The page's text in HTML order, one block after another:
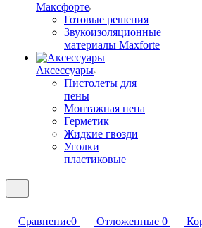
Максфорте
Готовые решения
Звукоизоляционные
материалы Maxforte
Аксессуары
Пистолеты для
пены
Монтажная пена
Герметик
Жидкие гвозди
Уголки
пластиковые
Сравнение0 Отложенные 0